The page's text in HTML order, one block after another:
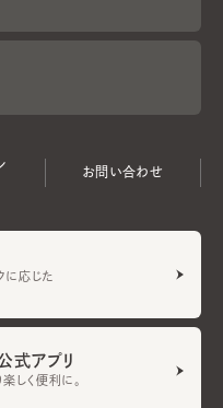
お問い合わせ
に応じた
式アプリ
しく便利に。